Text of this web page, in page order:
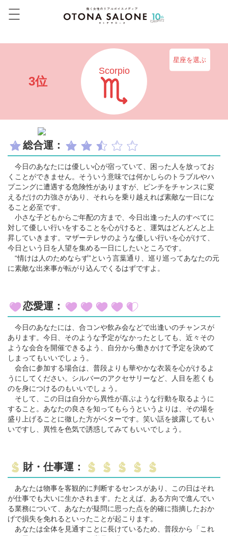
3位
Scorpio
星座を選ぶ
総合運：
今日のあなたには優しい心が宿っていて、困った人を放ってお
くことができません。そういう意味では何かしらのトラブルやハ
プニングに遭遇する危険性がありますが、ピンチをチャンスに変
えるだけの力強さがあり、それらを乗り越えれば素敵な一日にな
ること必至です。
小さな子どもからご年配の方まで、今日出逢った人のすべてに
対して優しい行いをすることを心がけると、運気はどんどんと上
昇していきます。マザーテレサのような優しい行いを心がけて、
今日という日を人望を集める一日にしたいところです。
“情けは人のためならず”という言葉通り、巡り巡ってあなたの元
に素敵な出来事が転がり込んでくるはずですよ。
恋愛運：
今日のあなたには、合コンや飲み会などで出逢いのチャンスが
あります。今日、そのような予定がなかったとしても、近々その
ような会合を開催できるよう、自分から働きかけて予定を決めて
しまってもいいでしょう。
会合に参加する場合は、普段よりも華やかな衣装を心がけるよ
うにしてください。シルバーのアクセサリーなど、人目を惹くも
のを身につけるのもいいでしょう。
そして、この日は自分から異性が喜ぶような行動を取るように
すること。あなたの良さを知ってもらうというよりは、その場を
盛り上げることに徹した方がベターです。笑い話を披露してもい
いですし、異性を色気で誘惑してみてもいいでしょう。
財・仕事運：
あなたは物事を客観的に判断するセンスがあり、この日はそれ
が仕事でも大いに生かされます。たとえば、ある方向で進んでい
る業務について、あなたが疑問に思った点を的確に指摘したおか
げで損失を免れるといったことが起こります。
あなたは全体を見通すことに長けているため、普段から「これ